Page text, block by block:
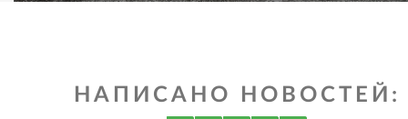
НАПИСАНО НОВОСТЕЙ: